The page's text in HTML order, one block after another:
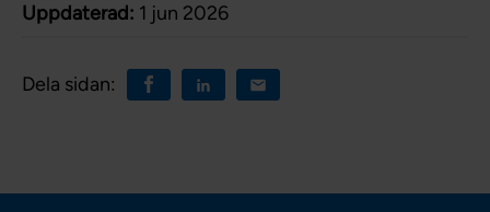
Uppdaterad: 1 jun 2026
Dela sidan: